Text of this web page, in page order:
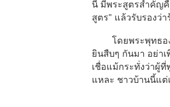
นี้ มีพระสูตรสำคัญคื
สูตร" แล้วรับรองว่
โดยพระพุทธองค์
ยินสืบๆ กันมา อย่าเ
เชื่อแม้กระทั่งว่าผู้
แหละ ชาวบ้านนี้แต่